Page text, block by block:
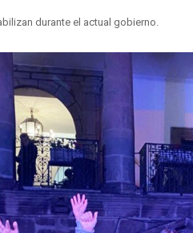
durante el actual gobierno.